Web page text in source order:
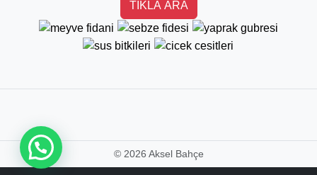
TIKLA ARA
©2026 Aksel Bahçe